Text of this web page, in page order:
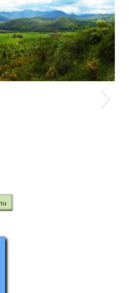
Skip to content